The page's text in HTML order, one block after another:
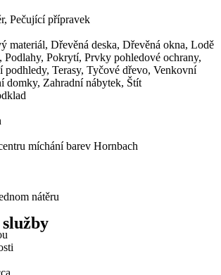
Pečující přípravek
materiál, Dřevěná deska, Dřevěná okna, Lodě
Podlahy, Pokrytí, Prvky pohledové ochrany,
podhledy, Terasy, Tyčové dřevo, Venkovní
domky, Zahradní nábytek, Štít
míchání barev Hornbach
nátěru